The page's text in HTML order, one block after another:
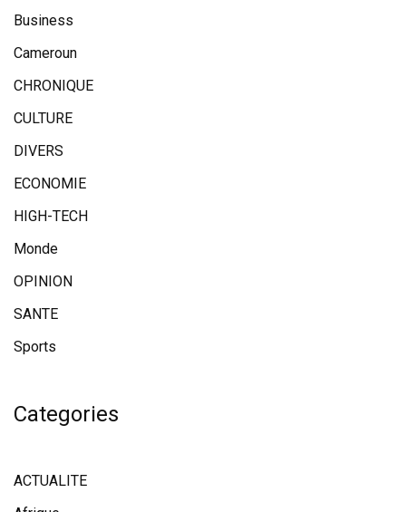
Business
Cameroun
CHRONIQUE
CULTURE
DIVERS
ECONOMIE
HIGH-TECH
Monde
OPINION
SANTE
Sports
Categories
ACTUALITE